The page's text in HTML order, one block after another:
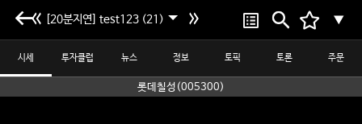
[20분지연] test123 (21) ▼
시세 투자클럽 뉴스 정보 토픽 토론 주문
롯데칠성(005300)